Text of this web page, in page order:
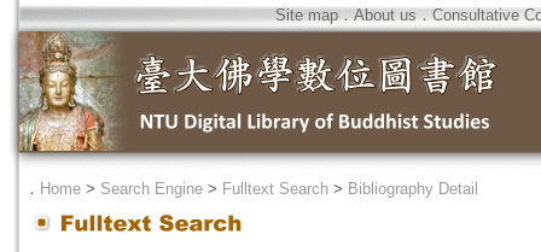
Site map．About us ． Consultative
． Home > Search Engine > Fulltext Search > Bibliography Detail